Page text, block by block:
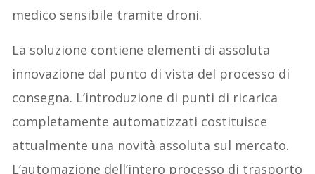
medico sensibile tramite droni.
La soluzione contiene elementi di assoluta
innovazione dal punto di vista del processo di
consegna. L’introduzione di punti di ricarica
completamente automatizzati costituisce
attualmente una novità assoluta sul mercato.
L’automazione dell’intero processo di trasporto